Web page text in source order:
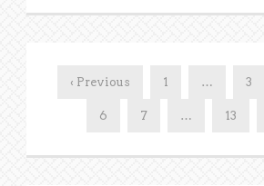
‹ Previous 1 … 3
6 7 … 13